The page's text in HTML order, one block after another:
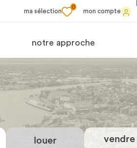
ma sélection
0
mon compte
notre approche
louer vendre